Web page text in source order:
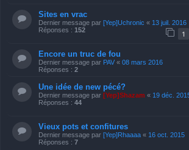
Sites en vrac
Dernier message par [Yep]Uchronic « 13 juil. 2016
Réponses : 152 1
Encore un truc de fou
Dernier message par PAV « 08 mars 2016
Réponses : 2
Une idée de new pécé?
Dernier message par [Yep]Shazam « 19 déc.
Réponses : 44
Vieux pots et confitures
Dernier message par [Yep]Rhaaaa « 16 oct. 2015
Réponses : 7